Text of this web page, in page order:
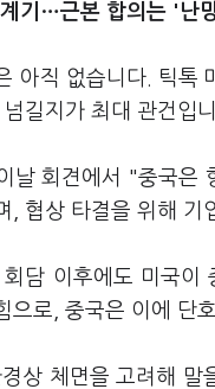
기…근본 합의는 '난
아직 없습니다. 틱톡
길지가 최대 관건입
날 회견에서 "중국은
, 협상 타결을 위해 기
담 이후에도 미국이
으로, 중국은 이에 단
상 체면을 고려해